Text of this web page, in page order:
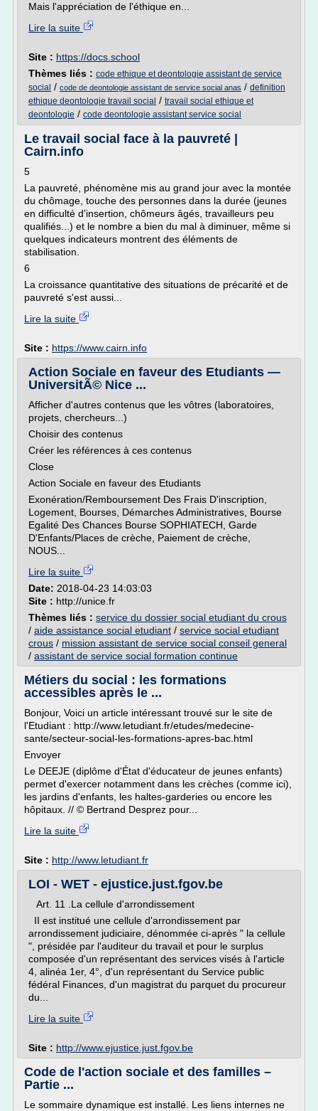
Mais l'appréciation de l'éthique en...
Lire la suite
Site : https://docs.school
Thèmes liés : code ethique et deontologie assistant de service
social / code de deontologie assistant de service social anas / definition
ethique deontologie travail social / travail social ethique et
deontologie / code deontologie assistant service social
Le travail social face à la pauvreté |
Cairn.info
5
La pauvreté, phénomène mis au grand jour avec la montée
du chômage, touche des personnes dans la durée (jeunes
en difficulté d'insertion, chômeurs âgés, travailleurs peu
qualifiés...) et le nombre a bien du mal à diminuer, même si
quelques indicateurs montrent des éléments de
stabilisation.
6
La croissance quantitative des situations de précarité et de
pauvreté s'est aussi...
Lire la suite
Site : https://www.cairn.info
Action Sociale en faveur des Etudiants —
UniversitÃ© Nice ...
Afficher d'autres contenus que les vôtres (laboratoires,
projets, chercheurs...)
Choisir des contenus
Créer les références à ces contenus
Close
Action Sociale en faveur des Etudiants
Exonération/Remboursement Des Frais D'inscription,
Logement, Bourses, Démarches Administratives, Bourse
Egalité Des Chances Bourse SOPHIATECH, Garde
D'Enfants/Places de crèche, Paiement de crèche,
NOUS...
Lire la suite
Date: 2018-04-23 14:03:03
Site : http://unice.fr
Thèmes liés : service du dossier social etudiant du crous
/ aide assistance social etudiant / service social etudiant
crous / mission assistant de service social conseil general
/ assistant de service social formation continue
Métiers du social : les formations
accessibles après le ...
Bonjour, Voici un article intéressant trouvé sur le site de
l'Etudiant : http://www.letudiant.fr/etudes/medecine-
sante/secteur-social-les-formations-apres-bac.html
Envoyer
Le DEEJE (diplôme d'État d'éducateur de jeunes enfants)
permet d'exercer notamment dans les crèches (comme ici),
les jardins d'enfants, les haltes-garderies ou encore les
hôpitaux. // © Bertrand Desprez pour...
Lire la suite
Site : http://www.letudiant.fr
LOI - WET - ejustice.just.fgov.be
Art. 11 .La cellule d'arrondissement
II est institué une cellule d'arrondissement par
arrondissement judiciaire, dénommée ci-après " la cellule
", présidée par l'auditeur du travail et pour le surplus
composée d'un représentant des services visés à l'article
4, alinéa 1er, 4°, d'un représentant du Service public
fédéral Finances, d'un magistrat du parquet du procureur
du...
Lire la suite
Site : http://www.ejustice.just.fgov.be
Code de l'action sociale et des familles –
Partie ...
Le sommaire dynamique est installé. Les liens internes ne